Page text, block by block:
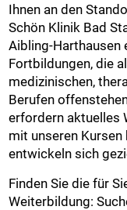
Ihnen an den
Schön Klinik Bad
Aibling-Harthausen
Fortbildungen, die
medizinischen,
Berufen
erfordern aktuelles
mit unseren Kursen
entwickeln sich
Finden Sie die für
Weiterbildung: